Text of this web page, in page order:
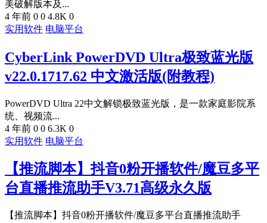
美破解版本及...
4 年前 0 0 4.8K 0
实用软件 电脑平台
CyberLink PowerDVD Ultra极致蓝光版
v22.0.1717.62 中文激活版(附教程)
PowerDVD Ultra 22中文解锁极致蓝光版，是一款家庭影院系
统、视频流...
4 年前 0 0 6.3K 0
实用软件 电脑平台
【推流脚本】抖音0粉开播软件/魔豆多平
台直播推流助手V3.71高级永久版
【推流脚本】抖音0粉开播软件/魔豆多平台直播推流助手